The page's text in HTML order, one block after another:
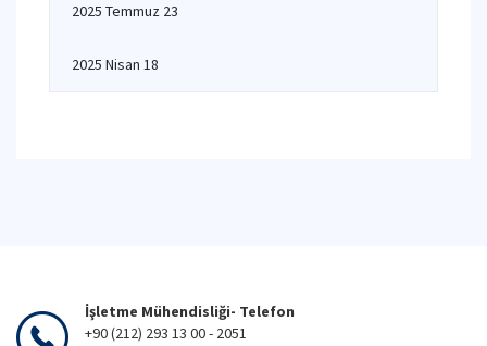
2025 Temmuz 23
2025 Nisan 18
İşletme Mühendisliği- Telefon
+90 (212) 293 13 00 - 2051